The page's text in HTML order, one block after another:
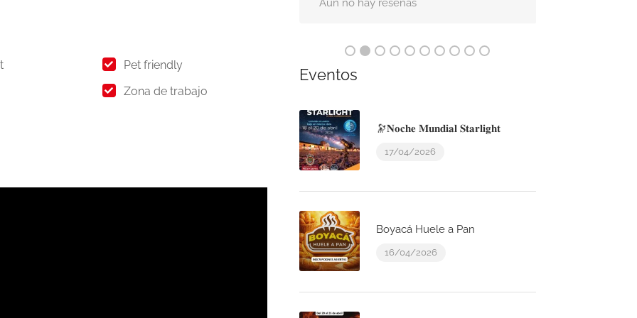
Pet friendly
Zona de trabajo
Aún no hay reseñas
Eventos
🔭𝐍𝐨𝐜𝐡𝐞 𝐌𝐮𝐧𝐝𝐢𝐚𝐥 𝐒𝐭𝐚𝐫𝐥𝐢𝐠𝐡𝐭
17/04/2026
Boyacá Huele a Pan
16/04/2026